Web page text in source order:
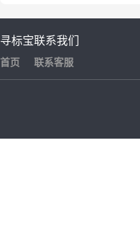
寻标宝
首页
联系我们
联系客服